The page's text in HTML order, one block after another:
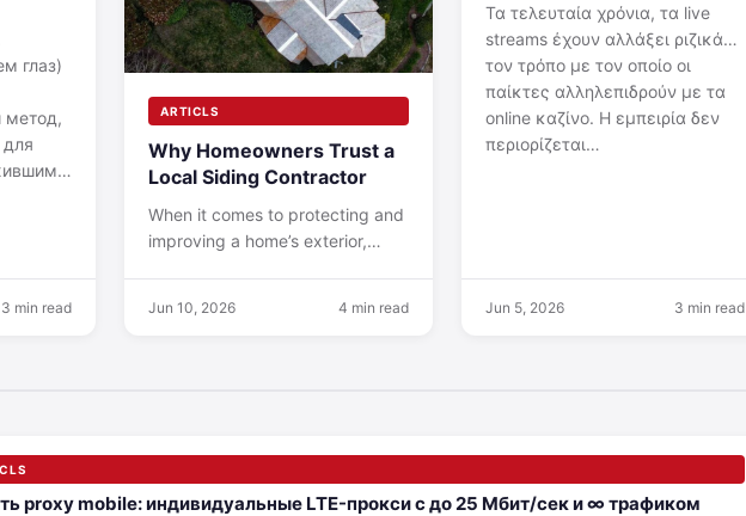
глаз)
метод,
для
3 min read
ARTICLS
Why Homeowners Trust a
Local Siding Contractor
When it comes to protecting and
improving a home’s exterior,
Homeowners want someone who
Jun 10, 2026 4 min read
Τα τελευταία χρόνια, τα live
streams έχουν αλλάξει ριζικά
τον τρόπο με τον οποίο οι
παίκτες αλληλεπιδρούν με τα
online καζίνο. Η εμπειρία δεν
περιορίζεται…
Jun 5, 2026 3 min read
proxy mobile: индивидуальные LTE-прокси с до 25 Мбит/сек и ∞ трафиком